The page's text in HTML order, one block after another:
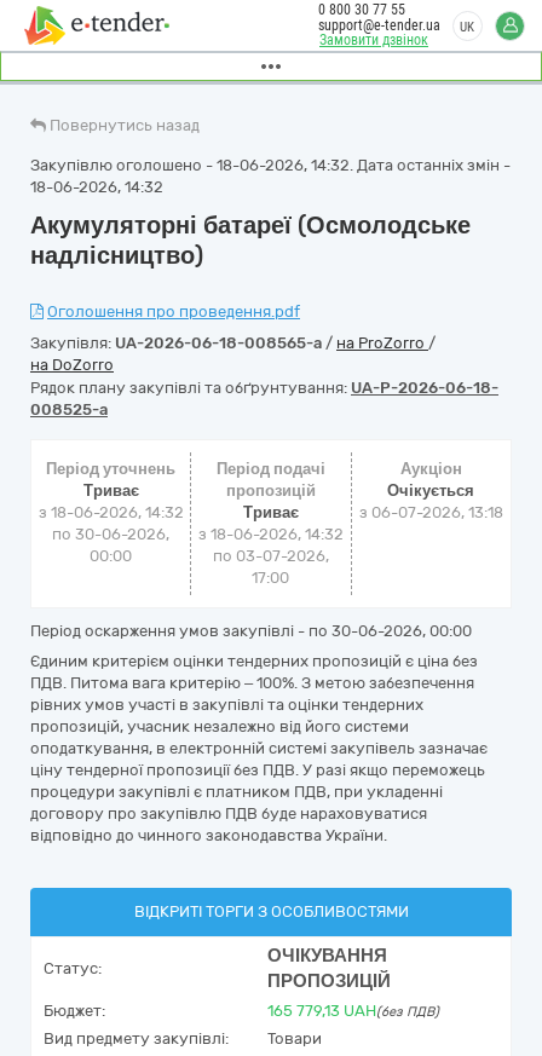
Замовити дзвінок
0 800 30 77 55
support@e-tender.ua
UK
Повернутись назад
Закупівлю оголошено - 18-06-2026, 14:32. Дата останніх змін -
18-06-2026, 14:32
Акумуляторні батареї (Осмолодське
надлісництво)
Оголошення про проведення.pdf
Закупівля: UA-2026-06-18-008565-a / на ProZorro /
на DoZorro
Рядок плану закупівлі та обґрунтування: UA-P-2026-06-18-
008525-a
Період уточнень
Триває
з 18-06-2026, 14:32
по 30-06-2026,
00:00
Період подачі
пропозицій
Триває
з 18-06-2026, 14:32
по 03-07-2026,
17:00
Аукціон
Очікується
з 06-07-2026, 13:18
Період оскарження умов закупівлі - по 30-06-2026, 00:00
Єдиним критерієм оцінки тендерних пропозицій є ціна без
ПДВ. Питома вага критерію – 100%. З метою забезпечення
рівних умов участі в закупівлі та оцінки тендерних
пропозицій, учасник незалежно від його системи
оподаткування, в електронній системі закупівель зазначає
ціну тендерної пропозиції без ПДВ. У разі якщо переможець
процедури закупівлі є платником ПДВ, при укладенні
договору про закупівлю ПДВ буде нараховуватися
відповідно до чинного законодавства України.
ВІДКРИТІ ТОРГИ З ОСОБЛИВОСТЯМИ
Статус:
ОЧІКУВАННЯ
ПРОПОЗИЦІЙ
Бюджет: 165 779,13 UAH(без ПДВ)
Вид предмету закупівлі:
Товари